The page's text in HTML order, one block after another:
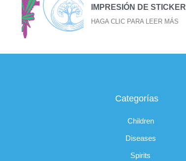
EL FUEGO
HAGA CLIC PARA LEER MÁS
Categorías
Children
Diseases
Spirits